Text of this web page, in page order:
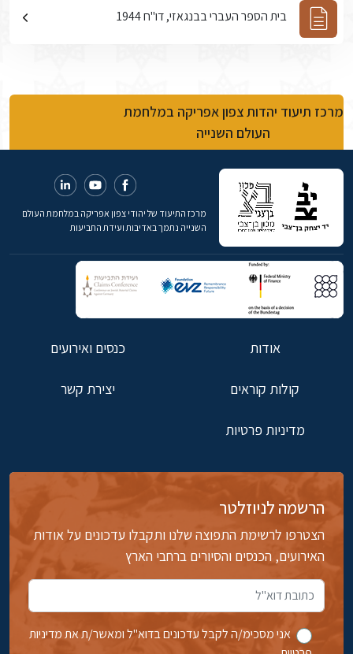
בית הספר העברי בבנגאזי, דו"ח 1944
מרכז תיעוד יהדות צפון אפריקה במלחמת
העולם השנייה
מרכז התיעוד של יהודי צפון אפריקה במלחמת העולם
השנייה נתמך באדיבות ועידת התביעות
אודות כנסים ואירועים
קולות קוראים יצירת קשר
מדיניות פרטיות
הרשמה לניוזלטר
הצטרפו לרשימת התפוצה שלנו ותקבלו עדכונים על אודות
האירועים, הכנסים והסיורים ברחבי הארץ
אני מסכימ/ה לקבל עדכונים בדוא''ל ומאשר/ת את מדיניות